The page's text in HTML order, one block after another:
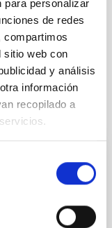
para personalizar
de redes
compartimos
sitio web con
y análisis
información
recopilado a